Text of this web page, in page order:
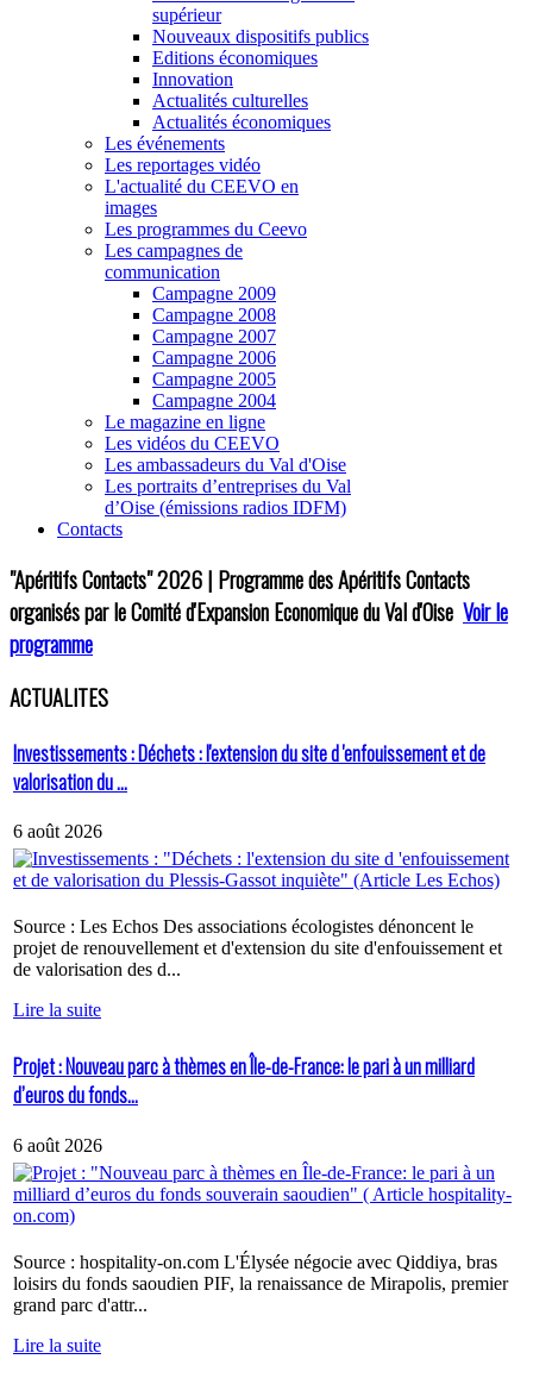
supérieur
Nouveaux dispositifs publics
Editions économiques
Innovation
Actualités culturelles
Actualités économiques
Les événements
Les reportages vidéo
L'actualité du CEEVO en
images
Les programmes du Ceevo
Les campagnes de
communication
Campagne 2009
Campagne 2008
Campagne 2007
Campagne 2006
Campagne 2005
Campagne 2004
Le magazine en ligne
Les vidéos du CEEVO
Les ambassadeurs du Val d'Oise
Les portraits d’entreprises du Val
d’Oise (émissions radios IDFM)
Contacts
"Apéritifs Contacts"2026 | Programme des Apéritifs Contacts
organisés par le Comité d'Expansion Economique du Val d'Oise Voir le
programme
ACTUALITES
Investissements : Déchets : l'extension du site d 'enfouissement et de
valorisation du ...
6 août 2026
Source : Les Echos Des associations écologistes dénoncent le
projet de renouvellement et d'extension du site d'enfouissement et
de valorisation des d...
Lire la suite
Projet : Nouveau parc à thèmes en Île-de-France: le pari à un milliard
d’euros du fonds...
6 août 2026
Source : hospitality-on.com L'Élysée négocie avec Qiddiya, bras
loisirs du fonds saoudien PIF, la renaissance de Mirapolis, premier
grand parc d'attr...
Lire la suite